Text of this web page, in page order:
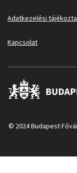
Adatkezelési
Kapcsolat
© 2024 Budapest